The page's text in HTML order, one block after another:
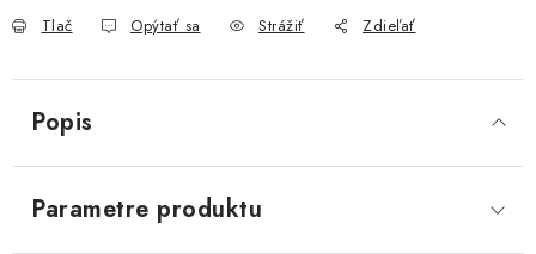
Tlač Opýtať sa Strážiť Zdieľať
Popis
Parametre produktu